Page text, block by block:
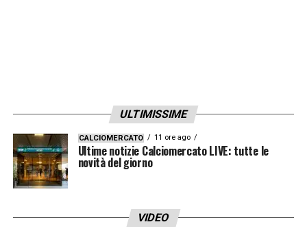
LA PLAYLIST DELLE NOSTRE TOP NEWS
ULTIMISSIME
CALCIOMERCATO 11 ore ago
Ultime notizie Calciomercato LIVE: tutte le
novità del giorno
VIDEO